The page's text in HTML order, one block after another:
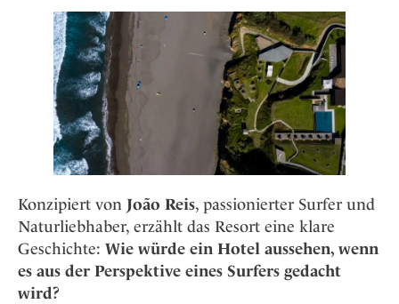
Niederlande
Österreich
Portugal
Schweden
Spanien
Schweiz
Impressum
Adventkalender
Konzipiert von João Reis, passionierter Surfer und
Naturliebhaber, erzählt das Resort eine klare
Geschichte: Wie würde ein Hotel aussehen, wenn
es aus der Perspektive eines Surfers gedacht
wird?